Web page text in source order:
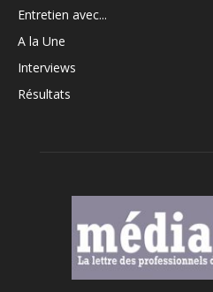
Entretien avec...
A la Une
Interviews
Résultats